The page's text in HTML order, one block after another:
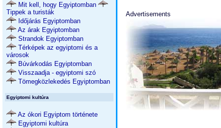
Mit kell, hogy Egyiptomban
Tippek a turisták
Időjárás Egyiptomban
Az árak Egyiptomban
Strandok Egyiptomban
Térképek az egyiptomi és a
városok
Búvárkodás Egyiptomban
Visszaadja - egyiptomi szó
Tömegközlekedés Egyiptomban
Egyiptomi kultúra
Az ókori Egyiptom története
Egyiptomi kultúra
Advertisements